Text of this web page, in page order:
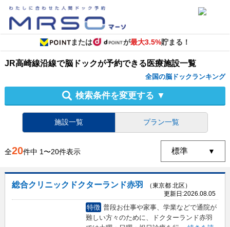
または が最大3.5%貯まる！
JR高崎線沿線で脳ドックが予約できる医療施設一覧
全国の脳ドックランキング
検索条件を変更する ▼
施設一覧 プラン一覧
全20件中 1〜20件表示
総合クリニックドクターランド赤羽
（東京都 北区）
更新日:2026.08.05
特徴 普段お仕事や家事、学業などで通院が
難しい方々のために、ドクターランド赤羽